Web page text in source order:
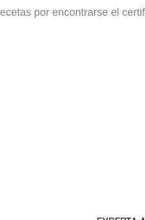
por encontrarse el
artículo